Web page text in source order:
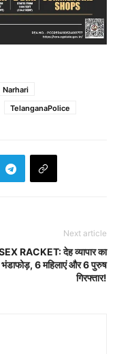
Narhari
TelanganaPolice
Next article
RACKET: देह व्यापार का
भंडाफोड़, 6 महिलाएं और 6 पुरुष
गिरफ्तार!